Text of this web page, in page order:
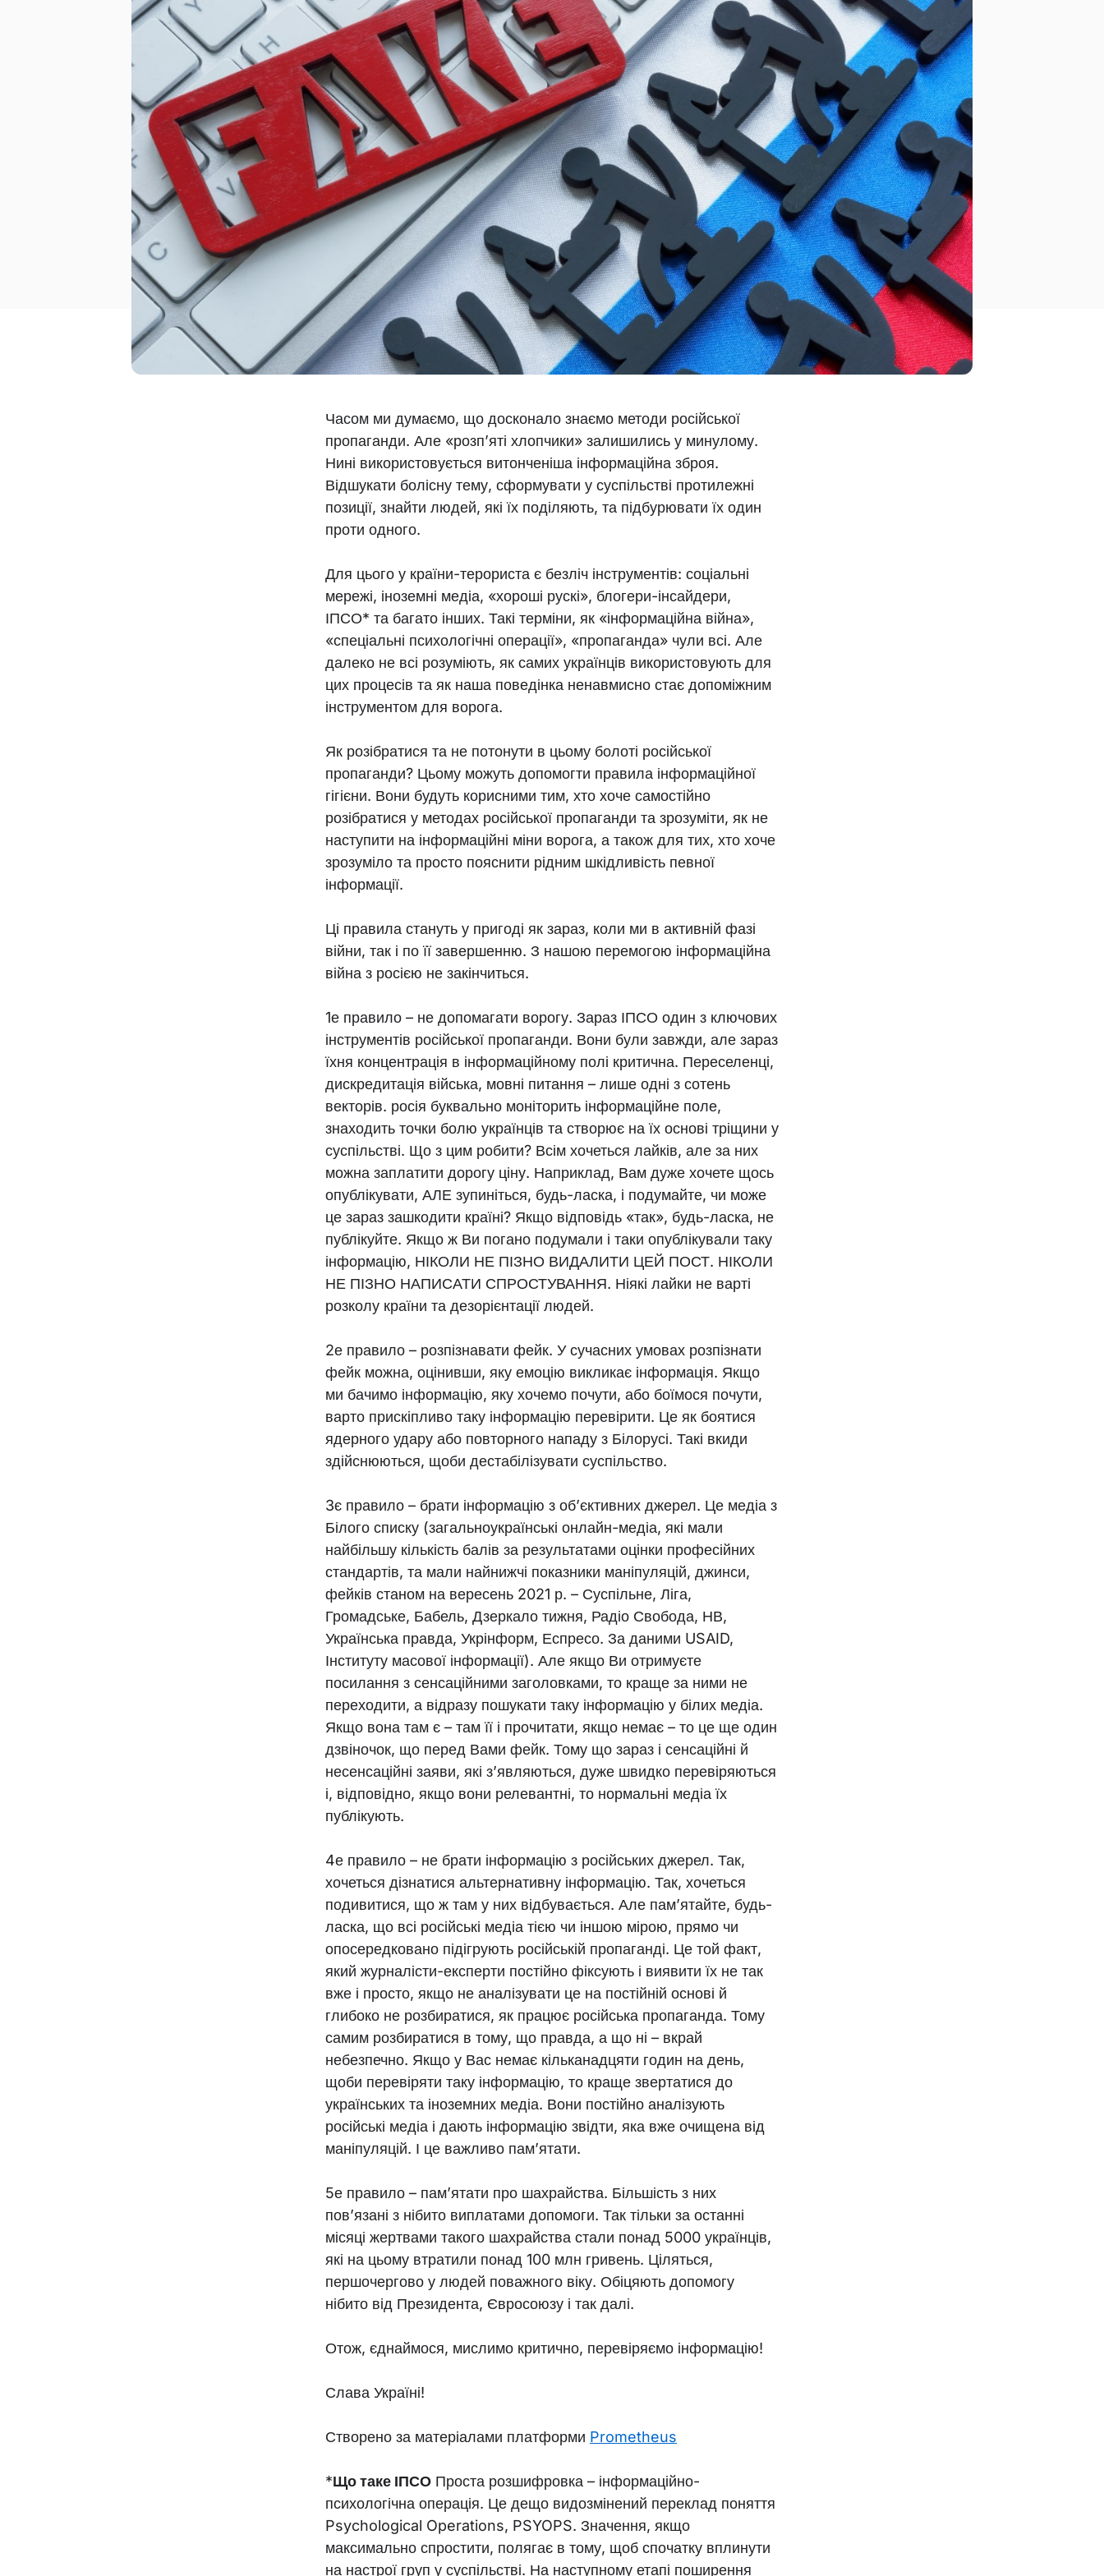
Часом ми думаємо, що досконало знаємо методи російської
пропаганди. Але «розп’яті хлопчики» залишились у минулому.
Нині використовується витонченіша інформаційна зброя.
Відшукати болісну тему, сформувати у суспільстві протилежні
позиції, знайти людей, які їх поділяють, та підбурювати їх один
проти одного.
Для цього у країни-терориста є безліч інструментів: соціальні
мережі, іноземні медіа, «хороші рускі», блогери-інсайдери,
ІПСО* та багато інших. Такі терміни, як «інформаційна війна»,
«спеціальні психологічні операції», «пропаганда» чули всі. Але
далеко не всі розуміють, як самих українців використовують для
цих процесів та як наша поведінка ненавмисно стає допоміжним
інструментом для ворога.
Як розібратися та не потонути в цьому болоті російської
пропаганди? Цьому можуть допомогти правила інформаційної
гігієни. Вони будуть корисними тим, хто хоче самостійно
розібратися у методах російської пропаганди та зрозуміти, як не
наступити на інформаційні міни ворога, а також для тих, хто хоче
зрозуміло та просто пояснити рідним шкідливість певної
інформації.
Ці правила стануть у пригоді як зараз, коли ми в активній фазі
війни, так і по її завершенню. З нашою перемогою інформаційна
війна з росією не закінчиться.
1е правило – не допомагати ворогу. Зараз ІПСО один з ключових
інструментів російської пропаганди. Вони були завжди, але зараз
їхня концентрація в інформаційному полі критична. Переселенці,
дискредитація війська, мовні питання – лише одні з сотень
векторів. росія буквально моніторить інформаційне поле,
знаходить точки болю українців та створює на їх основі тріщини у
суспільстві. Що з цим робити? Всім хочеться лайків, але за них
можна заплатити дорогу ціну. Наприклад, Вам дуже хочете щось
опублікувати, АЛЕ зупиніться, будь-ласка, і подумайте, чи може
це зараз зашкодити країні? Якщо відповідь «так», будь-ласка, не
публікуйте. Якщо ж Ви погано подумали і таки опублікували таку
інформацію, НІКОЛИ НЕ ПІЗНО ВИДАЛИТИ ЦЕЙ ПОСТ. НІКОЛИ
НЕ ПІЗНО НАПИСАТИ СПРОСТУВАННЯ. Ніякі лайки не варті
розколу країни та дезорієнтації людей.
2е правило – розпізнавати фейк. У сучасних умовах розпізнати
фейк можна, оцінивши, яку емоцію викликає інформація. Якщо
ми бачимо інформацію, яку хочемо почути, або боїмося почути,
варто прискіпливо таку інформацію перевірити. Це як боятися
ядерного удару або повторного нападу з Білорусі. Такі вкиди
здійснюються, щоби дестабілізувати суспільство.
3є правило – брати інформацію з об’єктивних джерел. Це медіа з
Білого списку (загальноукраїнські онлайн-медіа, які мали
найбільшу кількість балів за результатами оцінки професійних
стандартів, та мали найнижчі показники маніпуляцій, джинси,
фейків станом на вересень 2021 р. – Суспільне, Ліга,
Громадське, Бабель, Дзеркало тижня, Радіо Свобода, НВ,
Українська правда, Укрінформ, Еспресо. За даними USAID,
Інституту масової інформації). Але якщо Ви отримуєте
посилання з сенсаційними заголовками, то краще за ними не
переходити, а відразу пошукати таку інформацію у білих медіа.
Якщо вона там є – там її і прочитати, якщо немає – то це ще один
дзвіночок, що перед Вами фейк. Тому що зараз і сенсаційні й
несенсаційні заяви, які з’являються, дуже швидко перевіряються
і, відповідно, якщо вони релевантні, то нормальні медіа їх
публікують.
4е правило – не брати інформацію з російських джерел. Так,
хочеться дізнатися альтернативну інформацію. Так, хочеться
подивитися, що ж там у них відбувається. Але пам’ятайте, будь-
ласка, що всі російські медіа тією чи іншою мірою, прямо чи
опосередковано підігрують російській пропаганді. Це той факт,
який журналісти-експерти постійно фіксують і виявити їх не так
вже і просто, якщо не аналізувати це на постійній основі й
глибоко не розбиратися, як працює російська пропаганда. Тому
самим розбиратися в тому, що правда, а що ні – вкрай
небезпечно. Якщо у Вас немає кільканадцяти годин на день,
щоби перевіряти таку інформацію, то краще звертатися до
українських та іноземних медіа. Вони постійно аналізують
російські медіа і дають інформацію звідти, яка вже очищена від
маніпуляцій. І це важливо пам’ятати.
5е правило – пам’ятати про шахрайства. Більшість з них
пов’язані з нібито виплатами допомоги. Так тільки за останні
місяці жертвами такого шахрайства стали понад 5000 українців,
які на цьому втратили понад 100 млн гривень. Ціляться,
першочергово у людей поважного віку. Обіцяють допомогу
нібито від Президента, Євросоюзу і так далі.
Отож, єднаймося, мислимо критично, перевіряємо інформацію!
Слава Україні!
Створено за матеріалами платформи Prometheus
*Що таке ІПСО Проста розшифровка – інформаційно-
психологічна операція. Це дещо видозмінений переклад поняття
Psychological Operations, PSYOPS. Значення, якщо
максимально спростити, полягає в тому, щоб спочатку вплинути
на настрої груп у суспільстві. На наступному етапі поширення